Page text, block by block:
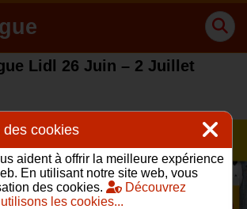
Lidl 26 Juin – 2 Juillet
des cookies
aident à offrir la meilleure expérience
En utilisant notre site web, vous
des cookies.
Découvrez
les cookies...